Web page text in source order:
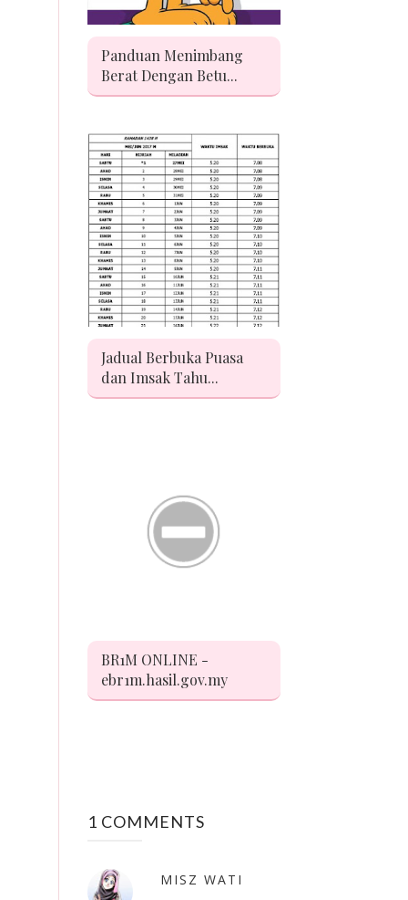
Panduan Menimbang
Berat Dengan Betu...
Jadual Berbuka Puasa
dan Imsak Tahu...
BR1M ONLINE -
ebr1m.hasil.gov.my
1 COMMENTS
MISZ WATI